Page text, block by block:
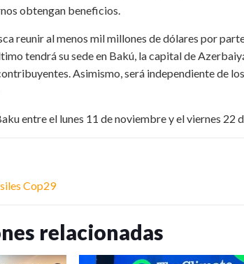
obtengan beneficios.
reunir al menos mil millones de dólares por
tendrá su sede en Bakú, la capital de
Asimismo, será independiente de
entre el lunes 11 de noviembre y el viernes 22
Cop29
relacionadas